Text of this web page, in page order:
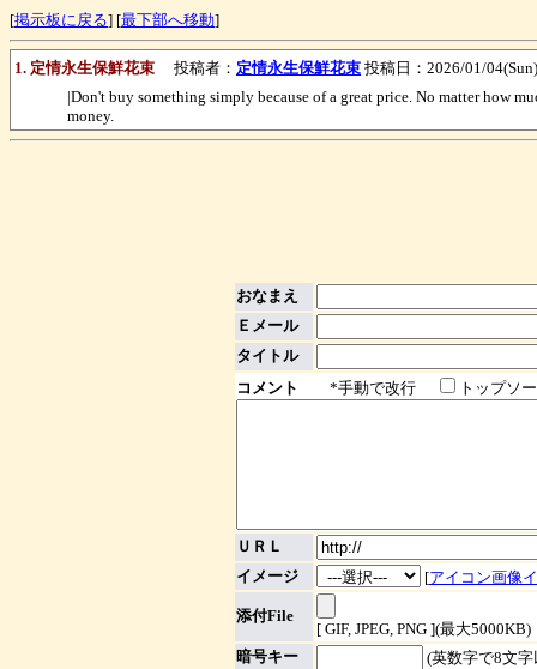
[掲示板に戻る] [最下部へ移動]
1. 定情永生保鮮花束 投稿者： 定情永生保鮮花束 投稿日：2026/01/
|Don't buy something simply because of a great price. No matter how
money.
おなまえ
Ｅメール
タイトル
コメント *手動で改行 トップソ
ＵＲＬ
イメージ
[アイコン画像
添付File
[ GIF, JPEG, PNG ](最大5000KB)
暗号キー
(英数字で8文